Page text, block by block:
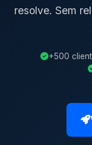
resolve. Sem
+500